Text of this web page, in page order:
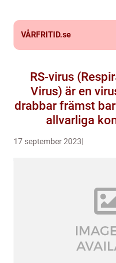
VÅRFRITID.se
RS-virus
Virus) är en
drabbar främst
allvarliga
17 september 2023